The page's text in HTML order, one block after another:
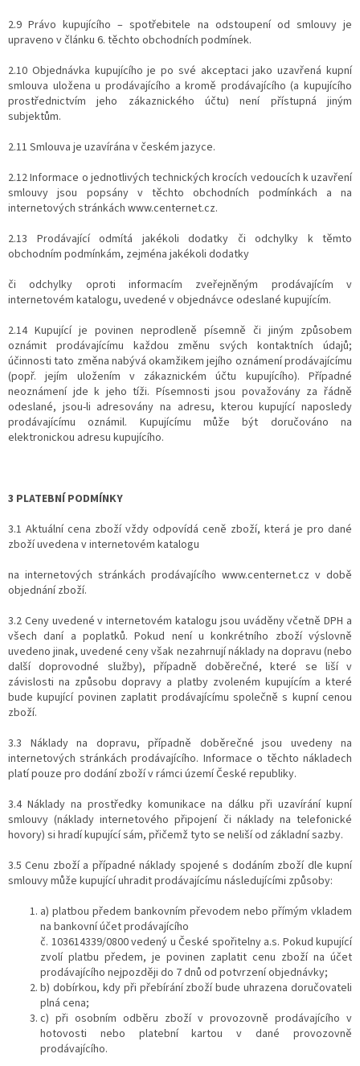
2.9 Právo kupujícího – spotřebitele na odstoupení od smlouvy je
upraveno v článku 6. těchto obchodních podmínek.
2.10 Objednávka kupujícího je po své akceptaci jako uzavřená kupní
smlouva uložena u prodávajícího a kromě prodávajícího (a kupujícího
prostřednictvím jeho zákaznického účtu) není přístupná jiným
subjektům.
2.11 Smlouva je uzavírána v českém jazyce.
2.12 Informace o jednotlivých technických krocích vedoucích k uzavření
smlouvy jsou popsány v těchto obchodních podmínkách a na
internetových stránkách www.centernet.cz.
2.13 Prodávající odmítá jakékoli dodatky či odchylky k těmto
obchodním podmínkám, zejména jakékoli dodatky
či odchylky oproti informacím zveřejněným prodávajícím v
internetovém katalogu, uvedené v objednávce odeslané kupujícím.
2.14 Kupující je povinen neprodleně písemně či jiným způsobem
oznámit prodávajícímu každou změnu svých kontaktních údajů;
účinnosti tato změna nabývá okamžikem jejího oznámení prodávajícímu
(popř. jejím uložením v zákaznickém účtu kupujícího). Případné
neoznámení jde k jeho tíži. Písemnosti jsou považovány za řádně
odeslané, jsou-li adresovány na adresu, kterou kupující naposledy
prodávajícímu oznámil. Kupujícímu může být doručováno na
elektronickou adresu kupujícího.
3 PLATEBNÍ PODMÍNKY
3.1 Aktuální cena zboží vždy odpovídá ceně zboží, která je pro dané
zboží uvedena v internetovém katalogu
na internetových stránkách prodávajícího www.centernet.cz v době
objednání zboží.
3.2 Ceny uvedené v internetovém katalogu jsou uváděny včetně DPH a
všech daní a poplatků. Pokud není u konkrétního zboží výslovně
uvedeno jinak, uvedené ceny však nezahrnují náklady na dopravu (nebo
další doprovodné služby), případně doběrečné, které se liší v
závislosti na způsobu dopravy a platby zvoleném kupujícím a které
bude kupující povinen zaplatit prodávajícímu společně s kupní cenou
zboží.
3.3 Náklady na dopravu, případně doběrečné jsou uvedeny na
internetových stránkách prodávajícího. Informace o těchto nákladech
platí pouze pro dodání zboží v rámci území České republiky.
3.4 Náklady na prostředky komunikace na dálku při uzavírání kupní
smlouvy (náklady internetového připojení či náklady na telefonické
hovory) si hradí kupující sám, přičemž tyto se neliší od základní sazby.
3.5 Cenu zboží a případné náklady spojené s dodáním zboží dle kupní
smlouvy může kupující uhradit prodávajícímu následujícími způsoby:
a) platbou předem bankovním převodem nebo přímým vkladem
na bankovní účet prodávajícího
č. 103614339/0800 vedený u České spořitelny a.s. Pokud kupující
zvolí platbu předem, je povinen zaplatit cenu zboží na účet
prodávajícího nejpozději do 7 dnů od potvrzení objednávky;
b) dobírkou, kdy při přebírání zboží bude uhrazena doručovateli
plná cena;
c) při osobním odběru zboží v provozovně prodávajícího v
hotovosti nebo platební kartou v dané provozovně
prodávajícího.